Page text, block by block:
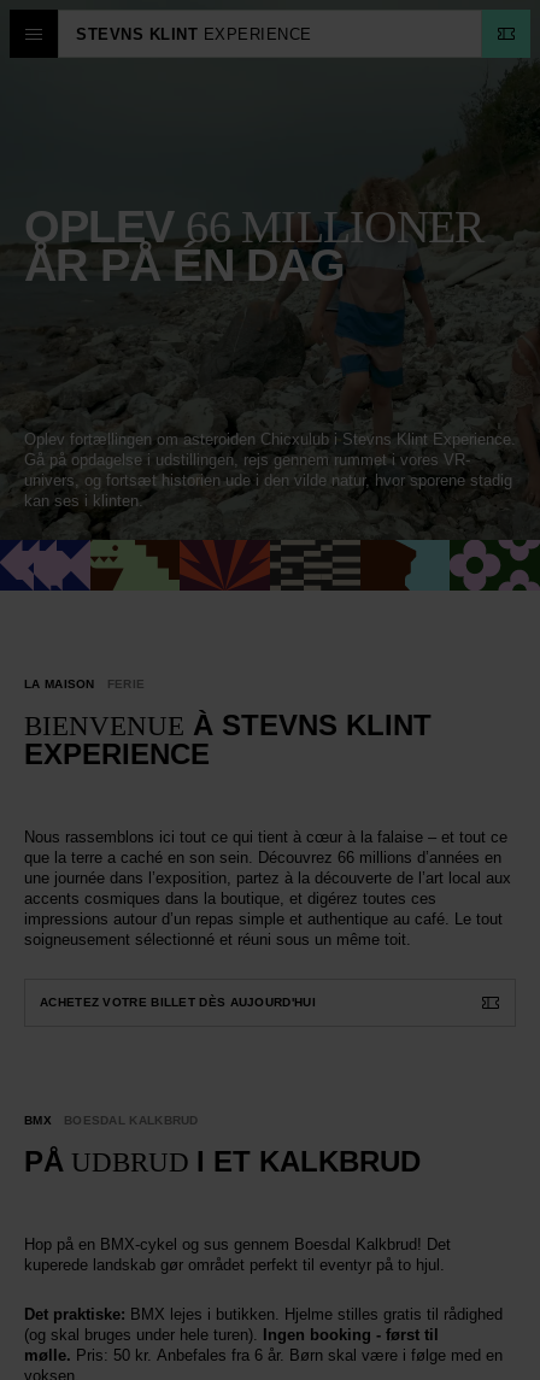
STEVNS KLINT EXPERIENCE
SOMMER FERIE
OPLEV 66 MILLIONER
ÅR PÅ ÉN DAG
Oplev fortællingen om asteroiden Chicxulub i Stevns Klint Experience.
Gå på opdagelse i udstillingen, rejs gennem rummet i vores VR-
univers, og fortsæt historien ude i den vilde natur, hvor sporene stadig
kan ses i klinten.
LA MAISON FERIE
BIENVENUE À STEVNS KLINT
EXPERIENCE
Nous rassemblons ici tout ce qui tient à cœur à la falaise – et tout ce
que la terre a caché en son sein. Découvrez 66 millions d’années en
une journée dans l’exposition, partez à la découverte de l’art local aux
accents cosmiques dans la boutique, et digérez toutes ces
impressions autour d’un repas simple et authentique au café. Le tout
soigneusement sélectionné et réuni sous un même toit.
ACHETEZ VOTRE BILLET DÈS AUJOURD'HUI
BMX BOESDAL KALKBRUD
PÅ UDBRUD I ET KALKBRUD
Hop på en BMX-cykel og sus gennem Boesdal Kalkbrud! Det
kuperede landskab gør området perfekt til eventyr på to hjul.
Det praktiske: BMX lejes i butikken. Hjelme stilles gratis til rådighed
(og skal bruges under hele turen).
Ingen booking - først til
mølle. Pris: 50 kr. Anbefales fra 6 år. Børn skal være i følge med en
voksen.